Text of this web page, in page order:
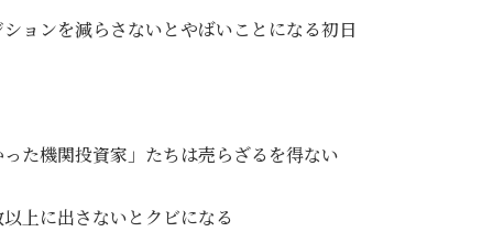
ョンを減らさないとやばいことになる初日
た機関投資家」たちは売らざるを得ない
上に出さないとクビになる